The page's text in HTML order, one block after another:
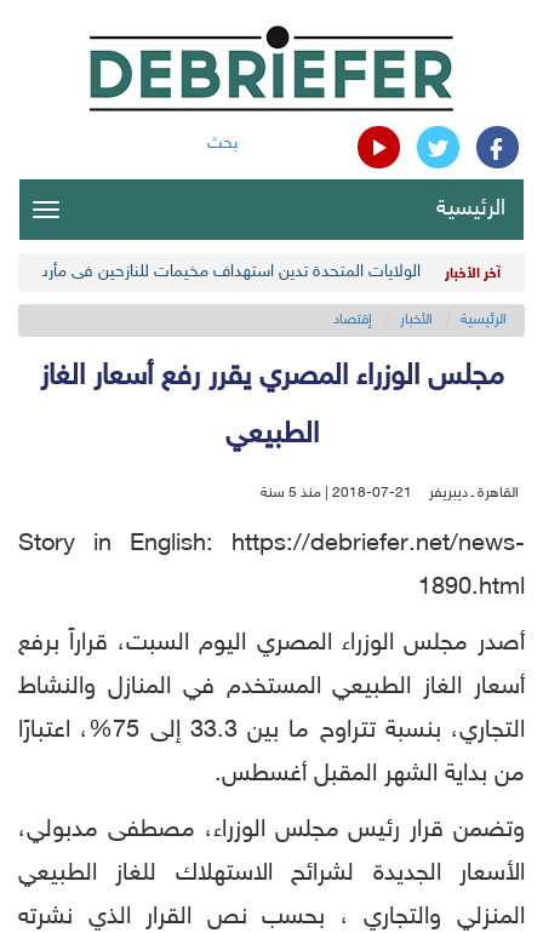
بحث
الرئيسية
آخر الأخبار الولايات المتحدة تدين استهداف مخيمات للنازحين في مأرب
الرئيسية الأخبار إقتصاد
مجلس الوزراء المصري يقرر رفع أسعار الغاز
الطبيعي
القاهرة ـ ديبريفر 2018-07-21 | منذ 5 سنة
Story in English: https://debriefer.net/news-
1890.html
أصدر مجلس الوزراء المصري اليوم السبت، قراراً برفع
أسعار الغاز الطبيعي المستخدم في المنازل والنشاط
التجاري، بنسبة تتراوح ما بين 33.3 إلى 75%، اعتبارًا
من بداية الشهر المقبل أغسطس.
وتضمن قرار رئيس مجلس الوزراء، مصطفى مدبولي،
الأسعار الجديدة لشرائح الاستهلاك للغاز الطبيعي
المنزلي والتجاري ، بحسب نص القرار الذي نشرته